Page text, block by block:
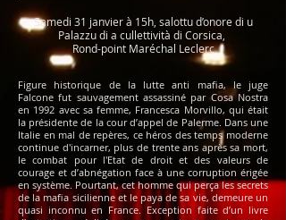
Samedi 31 janvier à 15h, salottu d’onore di u
Palazzu di a cullettività di Corsica,
Rond-point Maréchal Leclerc
Figure historique de la lutte anti mafia, le juge
Falcone fut sauvagement assassiné par Cosa Nostra
en 1992 avec sa femme, Francesca Morvillo, qui était
la présidente de la cour d’appel de Palerme. Dans une
Italie en mal de repères, ce héros des temps moderne
continue d'incarner, plus de trente ans après sa mort,
le combat pour l'Etat de droit et des valeurs de
courage et d’abnégation face à une corruption érigée
en système. Pourtant, cet homme qui perça les secrets
de la mafia sicilienne et le paya de sa vie, demeure un
quasi inconnu en France. Exception faite d’un livre